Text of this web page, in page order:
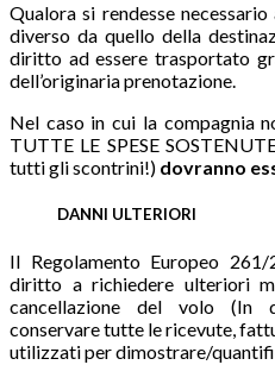
Qualora si rendesse
diverso da quello della
diritto ad essere trasportato
dell’originaria prenotazione.
Nel caso in cui la compagnia
TUTTE LE SPESE
tutti gli scontrini!) dovranno
DANNI ULTERIORI
Il Regolamento Europeo
diritto a richiedere ulteriori
cancellazione del volo (In
conservare tutte le ricevute,
utilizzati per dimostrare/